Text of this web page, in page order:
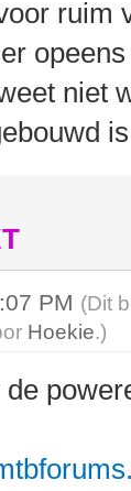
ruim
niet
PM (Dit
Hoekie.)